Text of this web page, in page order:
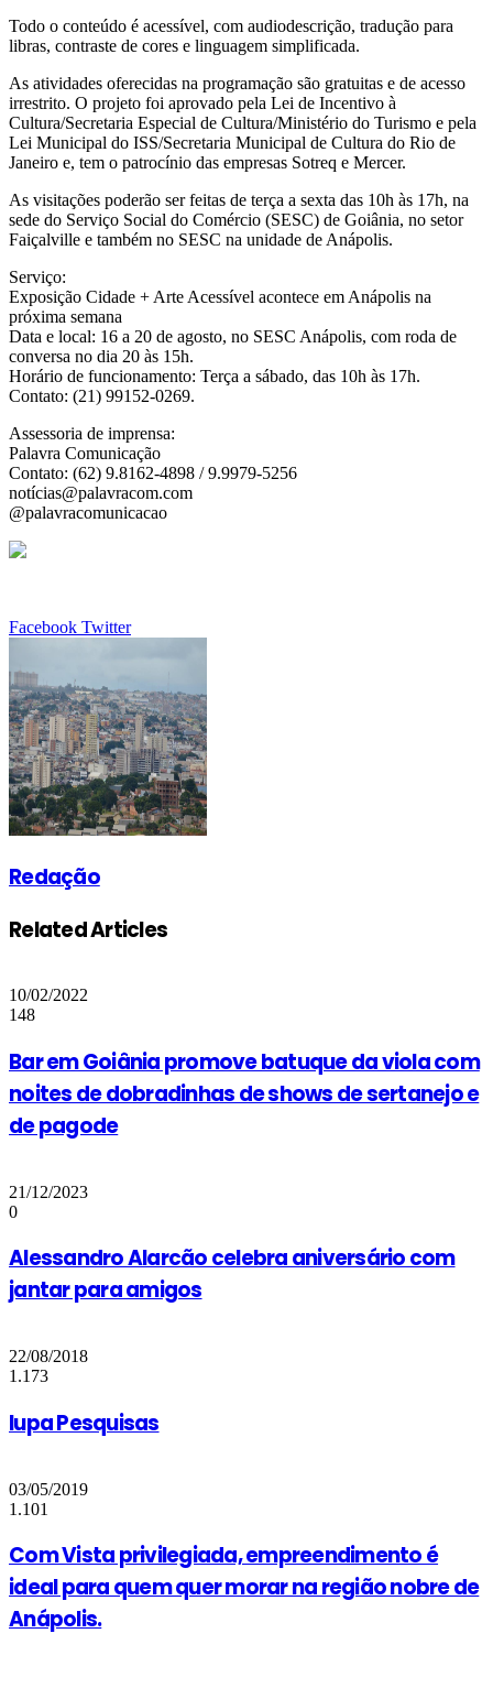
Todo o conteúdo é acessível, com audiodescrição, tradução para
libras, contraste de cores e linguagem simplificada.
As atividades oferecidas na programação são gratuitas e de acesso
irrestrito. O projeto foi aprovado pela Lei de Incentivo à
Cultura/Secretaria Especial de Cultura/Ministério do Turismo e pela
Lei Municipal do ISS/Secretaria Municipal de Cultura do Rio de
Janeiro e, tem o patrocínio das empresas Sotreq e Mercer.
As visitações poderão ser feitas de terça a sexta das 10h às 17h, na
sede do Serviço Social do Comércio (SESC) de Goiânia, no setor
Faiçalville e também no SESC na unidade de Anápolis.
Serviço:
Exposição Cidade + Arte Acessível acontece em Anápolis na
próxima semana
Data e local: 16 a 20 de agosto, no SESC Anápolis, com roda de
conversa no dia 20 às 15h.
Horário de funcionamento: Terça a sábado, das 10h às 17h.
Contato: (21) 99152-0269.
Assessoria de imprensa:
Palavra Comunicação
Contato: (62) 9.8162-4898 / 9.9979-5256
notícias@palavracom.com
@palavracomunicacao
Facebook TwitterGoogle+
LinkedIn
StumbleUpon
Tumblr
Pinterest
Reddit
VKontakte
Share
Print
Redação
Related Articles
10/02/2022
148
Bar em Goiânia promove batuque da viola com
noites de dobradinhas de shows de sertanejo e
de pagode
21/12/2023
0
Alessandro Alarcão celebra aniversário com
jantar para amigos
22/08/2018
1.173
lupa Pesquisas
03/05/2019
1.101
Com Vista privilegiada, empreendimento é
ideal para quem quer morar na região nobre de
Anápolis.